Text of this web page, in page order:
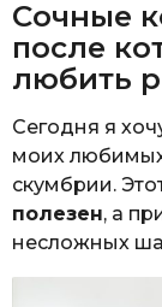
Сочные
после
любить
Сегодня я
моих
скумбрии.
полезен, а
несложных